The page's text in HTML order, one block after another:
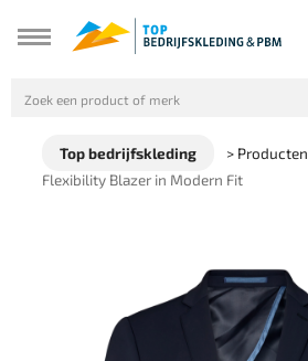
Top bedrijfskleding > Producten
Flexibility Blazer in Modern Fit